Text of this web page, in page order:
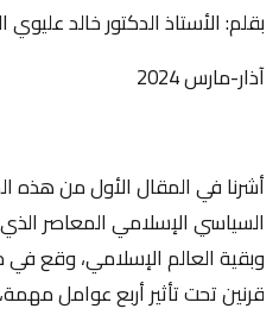
بقلم: الأستاذ الدكتور خالد عليوي
آذار-مارس 2024
أشرنا في المقال الأول من هذه
السياسي الإسلامي المعاصر الذي
وبقية العالم الإسلامي، وقع
قرنين تحت تأثير أربع عوامل